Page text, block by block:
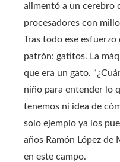
alimentó a un cerebro
procesadores con
Tras todo ese
patrón: gatitos. La
que era un gato.
niño para entender lo
tenemos ni idea de
solo ejemplo ya los
años Ramón López de
en este campo.